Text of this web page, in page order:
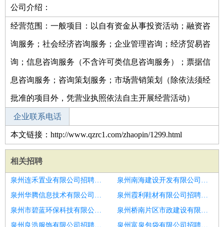
公司类型
公司介绍：
经营范围：一般项目：以自有资金从事投资活动；融资咨
询服务；社会经济咨询服务；企业管理咨询；经济贸易咨
询；信息咨询服务（不含许可类信息咨询服务）；票据信
息咨询服务；咨询策划服务；市场营销策划（除依法须经
批准的项目外，凭营业执照依法自主开展经营活动）
企业联系电话
本文链接：http://www.qzrc1.com/zhaopin/1299.html
相关招聘
泉州连禾置业有限公司招聘服务员
泉州南海建设开发有限公司招聘服务员
泉州华腾信息技术有限公司招聘服务员
泉州霞利鞋材有限公司招聘餐厅服务员
泉州市碧蓝环保科技有限公司招聘中餐厅服务员
泉州桥南片区市政建设有限公司招聘服务员
泉州良浩服饰有限公司招聘南宁东站服务员
泉州富泉包袋有限公司招聘烟台市招聘服务员1人